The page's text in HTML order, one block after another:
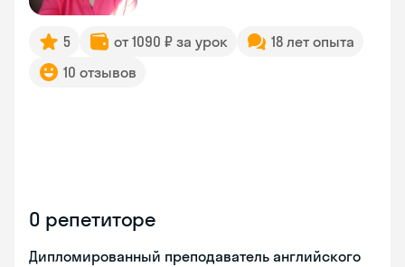
5 от 1090 ₽ за урок
18 лет опыта
10 отзывов
О репетиторе
Дипломированный преподаватель английского